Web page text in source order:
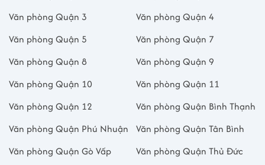
Văn phòng Quận 3
Văn phòng Quận 4
Văn phòng Quận 5
Văn phòng Quận 7
Văn phòng Quận 8
Văn phòng Quận 9
Văn phòng Quận 10
Văn phòng Quận 11
Văn phòng Quận 12
Văn phòng Quận Bình Thạnh
Văn phòng Quận Phú Nhuận
Văn phòng Quận Tân Bình
Văn phòng Quận Gò Vấp
Văn phòng Quận Thủ Đức